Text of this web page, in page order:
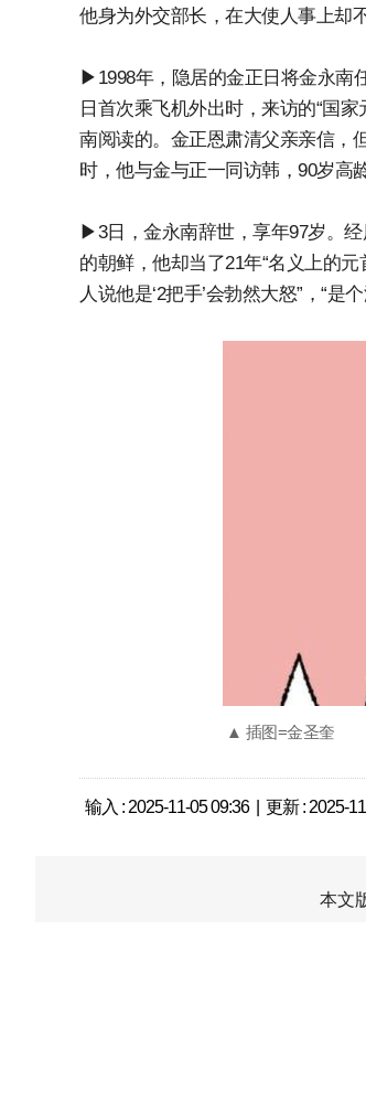
他身为外交部长，在大使人事上却
▶1998年，隐居的金正日将金永南
日首次乘飞机外出时，来访的“国
南阅读的。金正恩肃清父亲亲信，
时，他与金与正一同访韩，90岁高
▶3日，金永南辞世，享年97岁。
的朝鲜，他却当了21年“名义上的
人说他是‘2把手’会勃然大怒”，“
▲ 插图=金圣奎
输入 : 2025-11-05 09:36 | 更新 : 2025-
本文